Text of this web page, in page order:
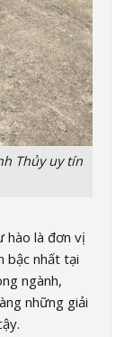
Thủy uy tín
hào là đơn vị
bậc nhất tại
ngành,
những giải